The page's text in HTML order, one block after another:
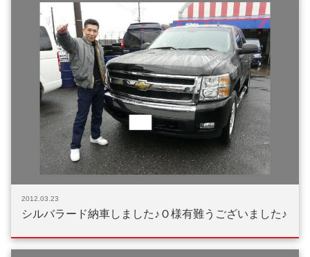
2012.03.23
シルバラード納車しました♪Ｏ様有難うございました♪